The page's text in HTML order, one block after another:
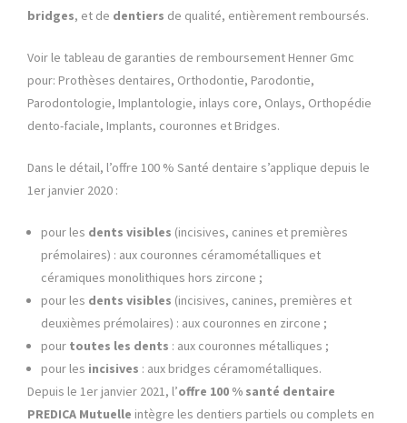
bridges, et de dentiers de qualité, entièrement remboursés.
Voir le tableau de garanties de remboursement Henner Gmc
pour: Prothèses dentaires, Orthodontie, Parodontie,
Parodontologie, Implantologie, inlays core, Onlays, Orthopédie
dento-faciale, Implants, couronnes et Bridges.
Dans le détail, l’offre 100 % Santé dentaire s’applique depuis le
1er janvier 2020 :
pour les dents visibles (incisives, canines et premières
prémolaires) : aux couronnes céramométalliques et
céramiques monolithiques hors zircone ;
pour les dents visibles (incisives, canines, premières et
deuxièmes prémolaires) : aux couronnes en zircone ;
pour toutes les dents : aux couronnes métalliques ;
pour les incisives : aux bridges céramométalliques.
Depuis le 1er janvier 2021, l’offre 100 % santé dentaire
PREDICA Mutuelle intègre les dentiers partiels ou complets en